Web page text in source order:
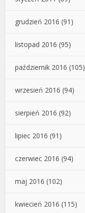
grudzień 2016 (91)
listopad 2016 (95)
październik 2016 (105)
wrzesień 2016 (94)
sierpień 2016 (92)
lipiec 2016 (91)
czerwiec 2016 (94)
maj 2016 (102)
kwiecień 2016 (115)